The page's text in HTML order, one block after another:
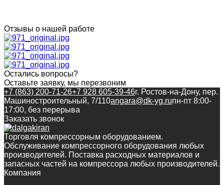
Отзывы о нашей работе
Остались вопросы?
Оставьте заявку, мы перезвоним
+7 (863) 200-71-26+7 928 605-39-46г. Ростов-на-Дону, пер.
Машиностроительный, 7/110angara@dk-yg.ruпн-пт 8:00-
17:00, без перерыва
Заказать звонок
Торговля компрессорным оборудованием.
Обслуживание компрессорного оборудования любых
производителей. Поставка расходных материалов и
запасных частей на компрессора любых производителей.
Компания